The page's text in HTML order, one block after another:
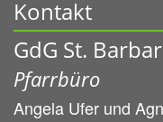
Kontakt
GdG St.
Pfarrbüro
Angela Ufer und